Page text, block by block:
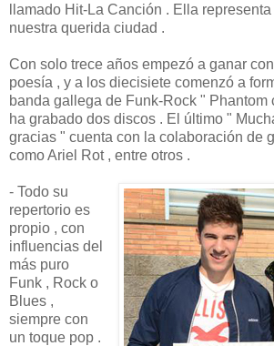
llamado Hit-La Canción . Ella
nuestra querida ciudad .
Con solo trece años empezó a ganar
poesía , y a los diecisiete comenzó a
banda gallega de Funk-Rock " Phantom
ha grabado dos discos . El último "
gracias " cuenta con la colaboración de
como Ariel Rot , entre otros .
- Todo su
repertorio es
propio , con
influencias del
más puro
Funk , Rock o
Blues ,
siempre con
un toque pop .